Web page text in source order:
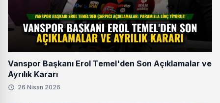
Vanspor Başkanı Erol Temel'den Son Açıklamalar ve
Ayrılık Kararı
26 Nisan 2026